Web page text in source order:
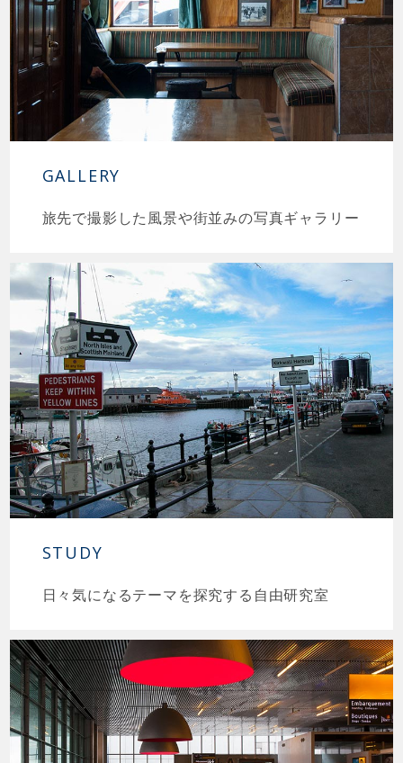
GALLERY
旅先で撮影した風景や街並みの写真ギャラリー
STUDY
日々気になるテーマを探究する自由研究室